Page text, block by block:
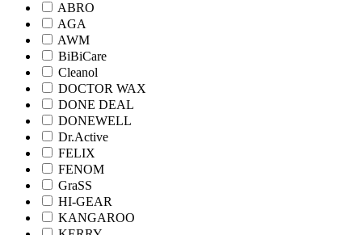
ABRO
AGA
AWM
BiBiCare
Cleanol
DOCTOR WAX
DONE DEAL
DONEWELL
Dr.Active
FELIX
FENOM
GraSS
HI-GEAR
KANGAROO